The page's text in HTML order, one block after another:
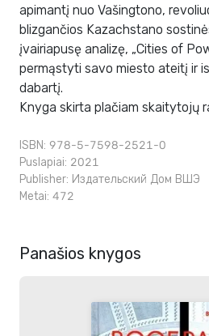
apimantį nuo Vašingtono,
blizgančios Kazachstano
įvairiapusę analizę, „Cities of
permąstyti savo miesto ateitį ir
dabartį.
Knyga skirta plačiam skaitytojų
ISBN: 978-5-7598-2521-0
Puslapiai: 2021
Publisher: Издательский Дом ВШЭ
Metai: 472
Panašios knygos